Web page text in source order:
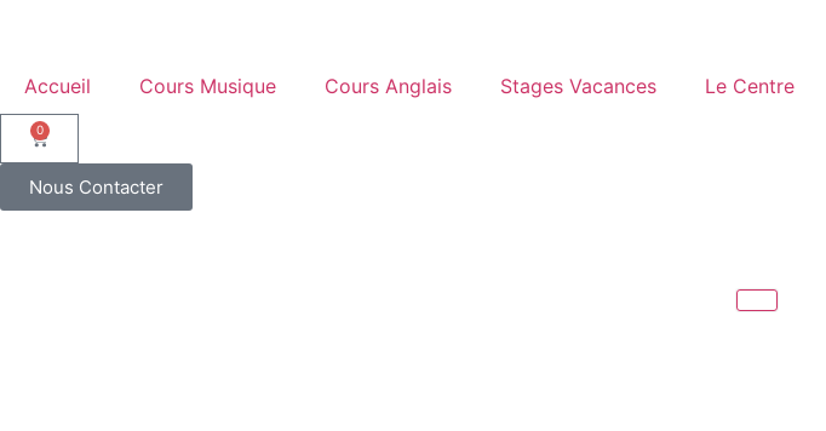
Accueil Cours Musique Cours Anglais Stages Vacances Le Centre
0
Nous Contacter